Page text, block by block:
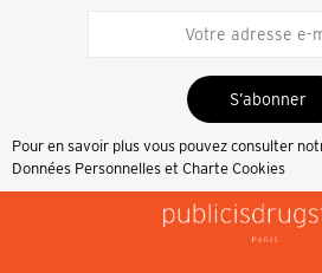
S’abonner
Pour en savoir plus vous pouvez consulter
Données Personnelles et Charte Cookies